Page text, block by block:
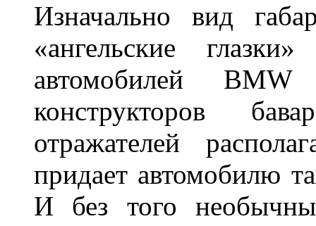
Изначально вид
«ангельские
автомобилей
конструкторов
отражателей
придает автомобилю
И без того